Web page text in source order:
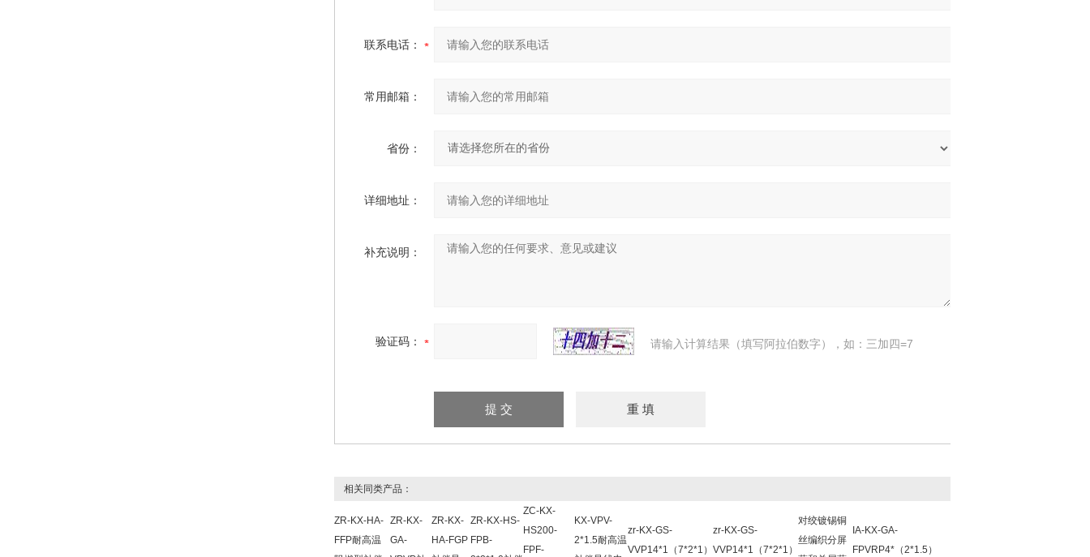
联系电话：
常用邮箱：
省份：
详细地址：
补充说明：
验证码： 请输入计算结果（填写阿拉伯数字），如：三加四=7
相关同类产品：
ZR-KX-HA-
FFP耐高温
ZR-KX-
GA-
ZR-KX-
HA-FGP
ZR-KX-HS-
FPB-
ZC-KX-
HS200-
FPF-
KX-VPV-
2*1.5耐高温
zr-KX-GS-
VVP14*1（7*2*1）
zr-KX-GS-
VVP14*1（7*2*1）
对绞镀锡铜
丝编织分屏
IA-KX-GA-
FPVRP4*（2*1.5）